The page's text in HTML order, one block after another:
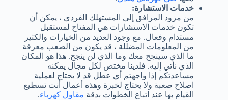
خدمات الاستشارة:
من مزود المرافق إلى المستهلك الفردي ، يمكن أن
تكون خدمات الاستشارات هي المفتاح لمستقبل
مستدام وفعال. مع وجود العديد من الخيارات والكثير
من المعلومات المضللة ، قد يكون من الصعب معرفة
ما الذي سينجح معك وما الذي لن ينجح. هذا هو المكان
الذي نأتي إليه. فلدينا مختص لكل مجال يمكنه
مساعدتكم إذا واجهتم أي عطل قد لا يحتاج لعملية
اصلاح صعبة ولا يحتاج لخبرة وهذه أعمال أنت تسطيع
القيام بها عند اتباع الخطوات بدقة مقاول كهرباء.